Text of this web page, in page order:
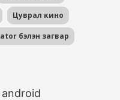
Цуврал кино
бэлэн загвар
android